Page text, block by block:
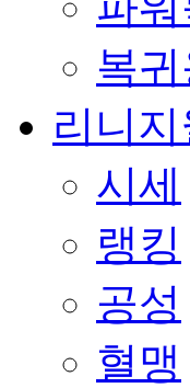
복
리니지
시세
랭킹
공성
혈맹